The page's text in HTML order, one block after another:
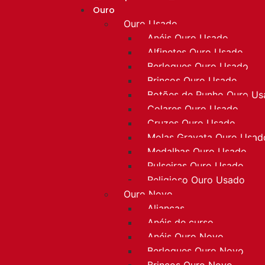
Ouro
Ouro Usado
Anéis Ouro Usado
Alfinetes Ouro Usado
Berloques Ouro Usado
Brincos Ouro Usado
Botões de Punho Ouro
Colares Ouro Usado
Cruzes Ouro Usado
Molas Gravata Ouro
Medalhas Ouro Usado
Pulseiras Ouro Usado
Religioso Ouro Usado
Ouro Novo
Alianças
Anéis de curso
Anéis Ouro Novo
Berloques Ouro Novo